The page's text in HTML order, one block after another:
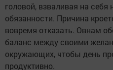
головой, взваливая на себя
обязанности. Причина
вовремя отказать. Овнам
баланс между своими
окружающих, чтобы день
продуктивно.